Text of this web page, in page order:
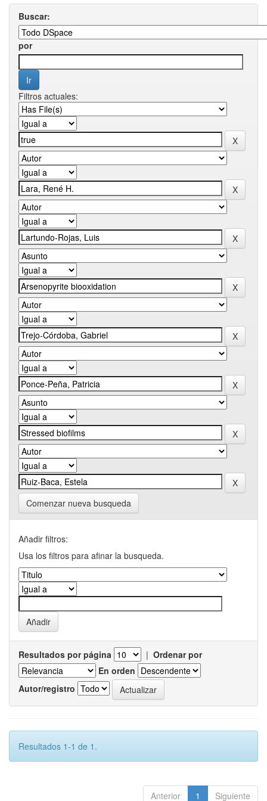
Buscar:
por
Filtros actuales:
Comenzar nueva busqueda
Añadir filtros:
Usa los filtros para afinar la busqueda.
Resultados por página | Ordenar por
En orden
Autor/registro
Resultados 1-1 de 1.
Anterior 1 Siguiente